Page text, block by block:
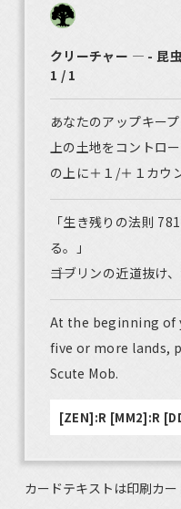
クリーチャー ― - 昆虫
1 / 1
あなたのアップキー
上の土地をコントロ
の上に＋１/＋１カウ
「生き残りの法則
る。」
――ゴブリンの近道抜け
At the beginning of
five or more lands,
Scute Mob.
[ZEN]:R [MM2]:R
カードテキストは印刷カー